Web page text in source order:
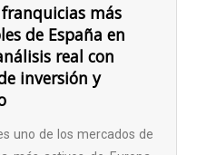
franquicias más
de España en
real con
inversión y
uno de los mercados de